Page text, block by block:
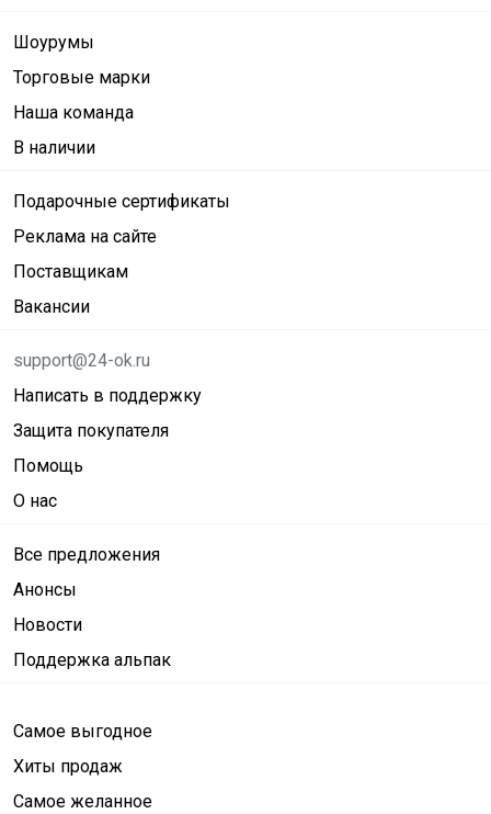
Шоурумы
Торговые марки
Наша команда
В наличии
Подарочные сертификаты
Реклама на сайте
Поставщикам
Вакансии
support@24-ok.ru
Написать в поддержку
Защита покупателя
Помощь
О нас
Все предложения
Анонсы
Новости
Поддержка альпак
Самое выгодное
Хиты продаж
Самое желанное